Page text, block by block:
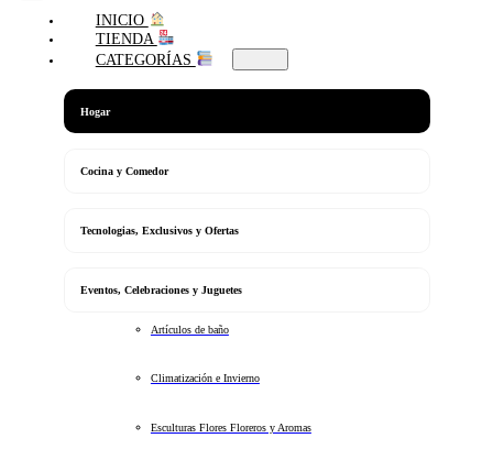
INICIO
TIENDA
CATEGORÍAS
Hogar
Cocina y Comedor
Tecnologias, Exclusivos y Ofertas
Eventos, Celebraciones y Juguetes
Artículos de baño
Climatización e Invierno
Esculturas Flores Floreros y Aromas